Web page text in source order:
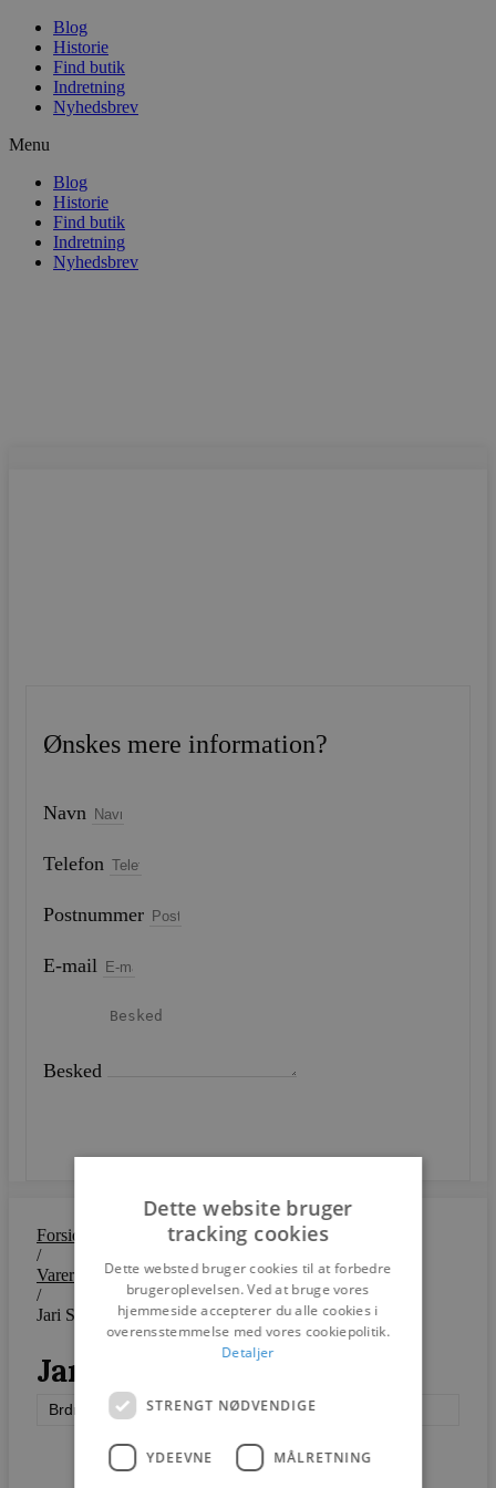
Blog
Historie
Find butik
Indretning
Nyhedsbrev
Menu
Blog
Historie
Find butik
Indretning
Nyhedsbrev
Ønskes mere information?
Navn
Telefon
Postnummer
E-mail
Besked
Forside
/
Varer
/
Jari Spisebordsstol
Jari Spisebordsstol
Brdr. Krüger
Dette website bruger
tracking cookies
Dette websted bruger cookies til at forbedre
brugeroplevelsen. Ved at bruge vores
hjemmeside accepterer du alle cookies i
overensstemmelse med vores cookiepolitik.
Detaljer
STRENGT NØDVENDIGE
YDEEVNE MÅLRETNING